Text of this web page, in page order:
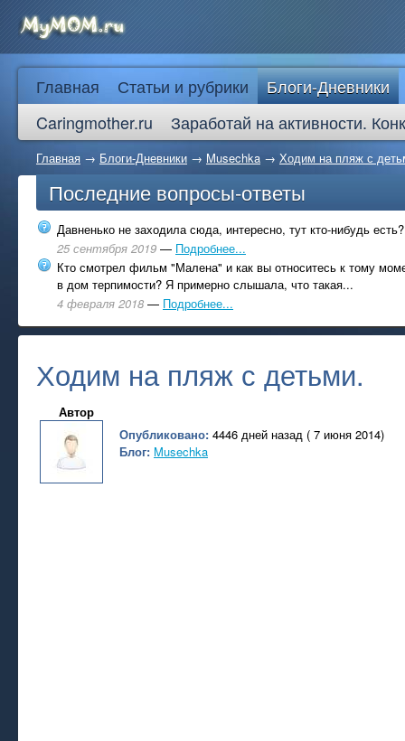
Главная Статьи и рубрики
Блоги-Дневники
Caringmother.ru
Заработай на активности.
Главная → Блоги-Дневники → Musechka → Ходим на пляж с
Последние вопросы-ответы
Давненько не заходила сюда, интересно, тут кто-нибудь есть?
25 сентября 2019 — Подробнее...
Кто смотрел фильм "Малена" и как вы относитесь к тому
в дом терпимости? Я примерно слышала, что такая...
4 февраля 2018 — Подробнее...
Ходим на пляж с детьми.
Автор
Опубликовано: 4446 дней назад ( 7 июня 2014)
Блог: Musechka